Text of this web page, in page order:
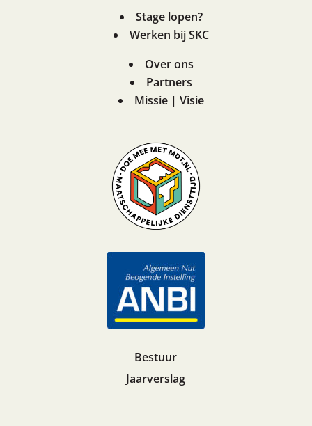
Stage lopen?
Werken bij SKC
Over ons
Partners
Missie | Visie
Bestuur
Jaarverslag